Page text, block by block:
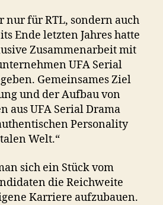
nur für RTL, sondern auch
Ende letzten Jahres hatte
Zusammenarbeit mit
UFA Serial
Gemeinsames Ziel
und der Aufbau von
aus UFA Serial Drama
Personality
Welt.“
sich ein Stück vom
die Reichweite
Karriere aufzubauen.